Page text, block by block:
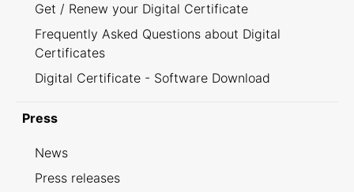
Get / Renew your Digital Certificate
Frequently Asked Questions about Digital
Certificates
Digital Certificate - Software Download
Press
News
Press releases